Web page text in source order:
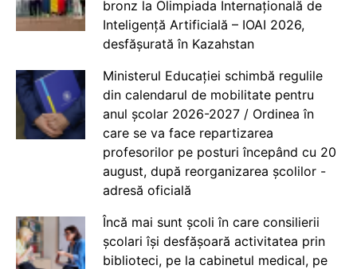
bronz la Olimpiada Internațională de
Inteligență Artificială – IOAI 2026,
desfășurată în Kazahstan
Ministerul Educației schimbă regulile
din calendarul de mobilitate pentru
anul școlar 2026-2027 / Ordinea în
care se va face repartizarea
profesorilor pe posturi începând cu 20
august, după reorganizarea școlilor -
adresă oficială
Încă mai sunt școli în care consilierii
școlari își desfășoară activitatea prin
biblioteci, pe la cabinetul medical, pe